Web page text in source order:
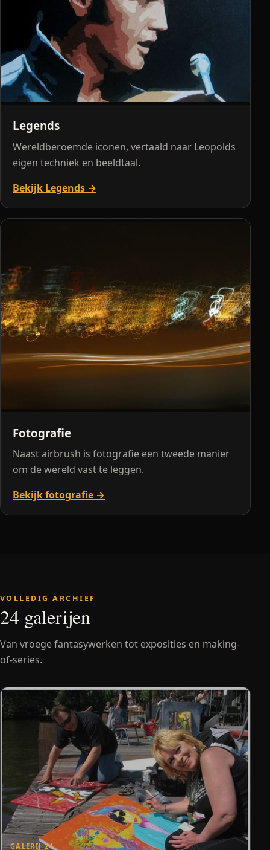
Legends
Wereldberoemde iconen, vertaald naar Leopolds
eigen techniek en beeldtaal.
Bekijk Legends →
Fotografie
Naast airbrush is fotografie een tweede manier
om de wereld vast te leggen.
Bekijk fotografie →
VOLLEDIG ARCHIEF
24 galerijen
Van vroege fantasywerken tot exposities en making-
of-series.
GALERIJ 24